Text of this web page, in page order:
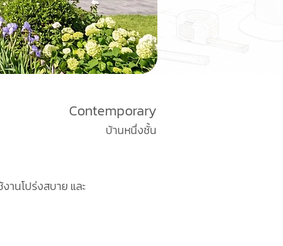
Contemporary
บ้านหนึ่งชั้น
านโปร่งสบาย และ